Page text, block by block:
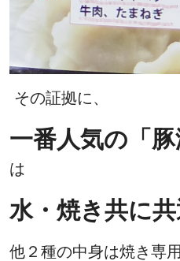
その証拠に、
一番人気の「豚
は
水・焼き共に共
他２種の中身は焼き専用